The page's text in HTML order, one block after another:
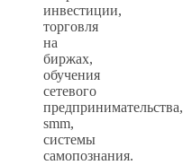
инвестиции,
торговля
на
биржах,
обучения
сетевого
предпринимательства,
smm,
системы
самопознания.